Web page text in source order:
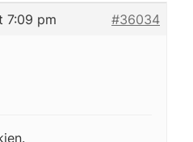
7:09 pm #36034